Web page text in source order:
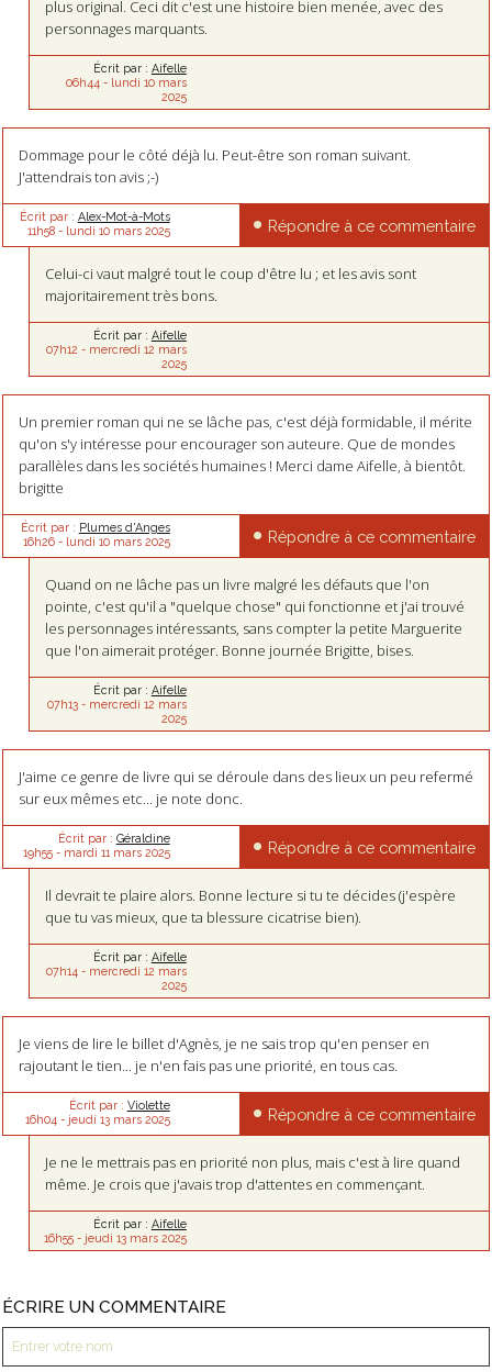
plus original. Ceci dit c'est une histoire bien menée, avec des
personnages marquants.
Écrit par : Aifelle
06h44 - lundi 10 mars
2025
Dommage pour le côté déjà lu. Peut-être son roman suivant.
J'attendrais ton avis ;-)
Écrit par : Alex-Mot-à-Mots
11h58- lundi 10 mars 2025 Répondre à ce commentaire
Celui-ci vaut malgré tout le coup d'être lu ; et les avis sont
majoritairement très bons.
Écrit par : Aifelle
07h12 - mercredi 12 mars
2025
Un premier roman qui ne se lâche pas, c'est déjà formidable, il mérite
qu'on s'y intéresse pour encourager son auteure. Que de mondes
parallèles dans les sociétés humaines ! Merci dame Aifelle, à bientôt.
brigitte
Écrit par : Plumes d'Anges
16h26- lundi 10 mars 2025 Répondre à ce commentaire
Quand on ne lâche pas un livre malgré les défauts que l'on
pointe, c'est qu'il a "quelque chose" qui fonctionne et j'ai trouvé
les personnages intéressants, sans compter la petite Marguerite
que l'on aimerait protéger. Bonne journée Brigitte, bises.
Écrit par : Aifelle
07h13- mercredi 12 mars
2025
J'aime ce genre de livre qui se déroule dans des lieux un peu refermé
sur eux mêmes etc... je note donc.
Écrit par : Géraldine
19h55- mardi 11 mars 2025 Répondre à ce commentaire
Il devrait te plaire alors. Bonne lecture si tu te décides (j'espère
que tu vas mieux, que ta blessure cicatrise bien).
Écrit par : Aifelle
07h14 - mercredi 12 mars
2025
Je viens de lire le billet d'Agnès, je ne sais trop qu'en penser en
rajoutant le tien... je n'en fais pas une priorité, en tous cas.
Écrit par : Violette
16h04 - jeudi 13 mars 2025 Répondre à ce commentaire
Je ne le mettrais pas en priorité non plus, mais c'est à lire quand
même. Je crois que j'avais trop d'attentes en commençant.
Écrit par : Aifelle
16h55- jeudi 13 mars 2025
ÉCRIRE UN COMMENTAIRE